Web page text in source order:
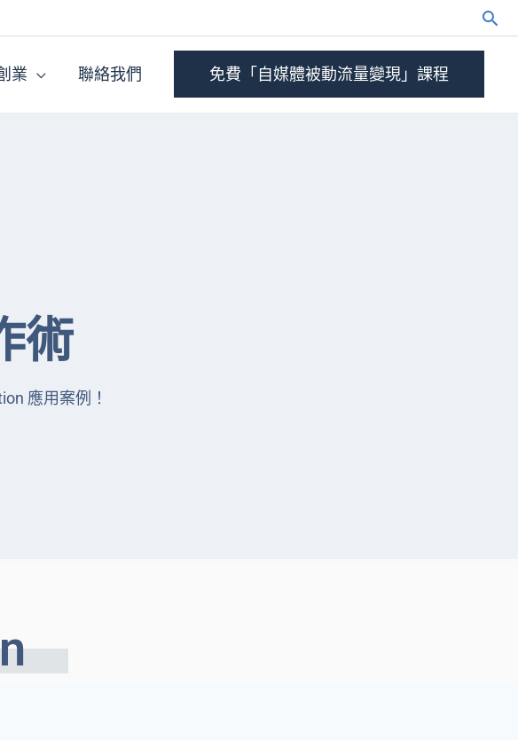
業 聯絡我們 免費「自媒體被動流量變現」課程
術
應用案例！